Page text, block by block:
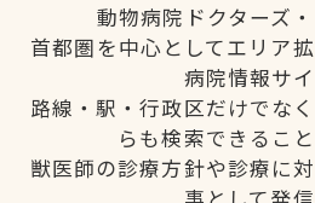
動物病院ドクターズ・
首都圏を中心としてエリア
病院情報サイ
路線・駅・行政区だけでな
らも検索できること
獣医師の診療方針や診療に